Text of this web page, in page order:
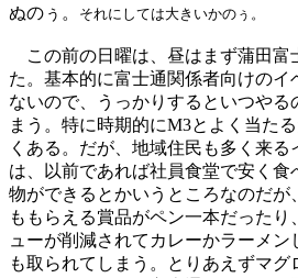
ぬのぅ。
それにしては大きいかのぅ。
この前の日曜は、昼はまず蒲田富
た。基本的に富士通関係者向けのイ
ないので、うっかりするといつやる
まう。特に時期的にM3とよく当た
くある。だが、地域住民も多く来
は、以前であれば社員食堂で安く食
物ができるとかいうところなのだが
ももらえる賞品がペン一本だった
ューが削減されてカレーかラーメン
も取られてしまう。とりあえずマ